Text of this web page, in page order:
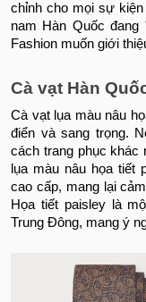
chỉnh cho mọi sự
nam Hàn Quốc
Fashion muốn giới
Cà vạt Hàn
Cà vạt lụa màu nâu
điển và sang trọng.
cách trang phục khác
lụa màu nâu họa
cao cấp, mang lại
Họa tiết paisley là
Trung Đông, mang ý